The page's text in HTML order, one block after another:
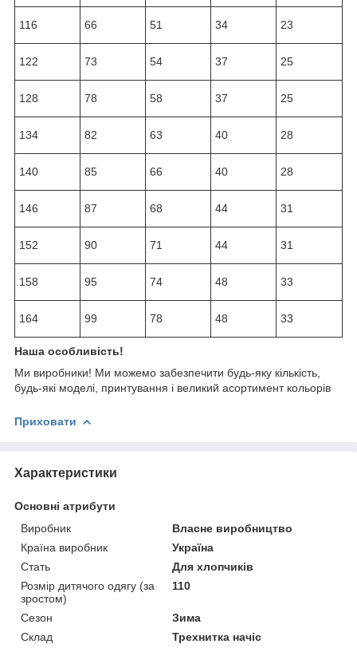
116 66 51 34 23
122 73 54 37 25
128 78 58 37 25
134 82 63 40 28
140 85 66 40 28
146 87 68 44 31
152 90 71 44 31
158 95 74 48 33
164 99 78 48 33
Наша особливість!
Ми виробники! Ми можемо забезпечити будь-яку кількість,
будь-які моделі, принтування і великий асортимент кольорів
Приховати
Характеристики
Основні атрибути
Виробник
Власне виробництво
Країна виробник
Україна
Стать
Для хлопчиків
Розмір дитячого одягу (за
зростом)
110
Сезон
Зима
Склад
Трехнитка начіс